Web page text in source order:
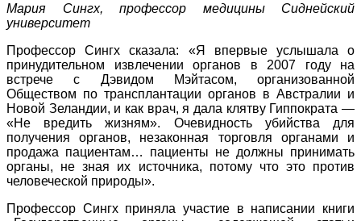
Мария Сингх, профессор медицины Сиднейский
университет
Профессор Сингх сказала: «Я впервые услышала о
принудительном извлечении органов в 2007 году на
встрече с Дэвидом Мэйтасом, организованной
Обществом по трансплантации органов в Австралии и
Новой Зеландии, и как врач, я дала клятву Гиппократа —
«Не вредить жизням». Очевидность убийства для
получения органов, незаконная торговля органами и
продажа пациентам… пациенты не должны принимать
органы, не зная их источника, потому что это против
человеческой природы».
Профессор Сингх приняла участие в написании книги